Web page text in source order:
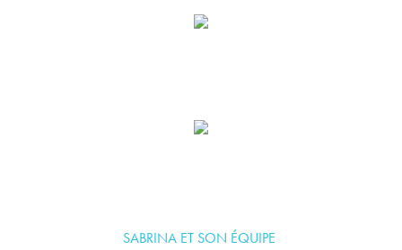
SABRINA ET SON ÉQUIPE